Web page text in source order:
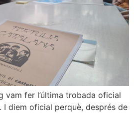
vam fer l’última trobada oficial
I diem oficial perquè, després de